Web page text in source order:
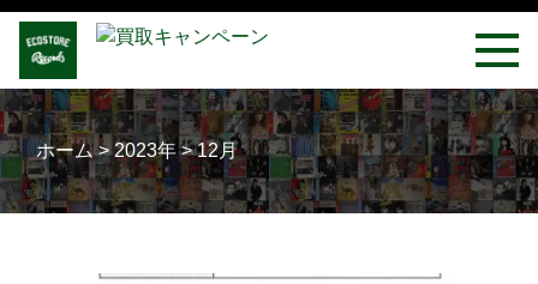
ホーム> 2023年>12月